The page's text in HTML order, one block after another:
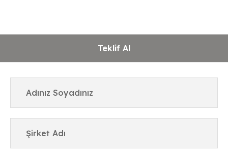
Teklif Al